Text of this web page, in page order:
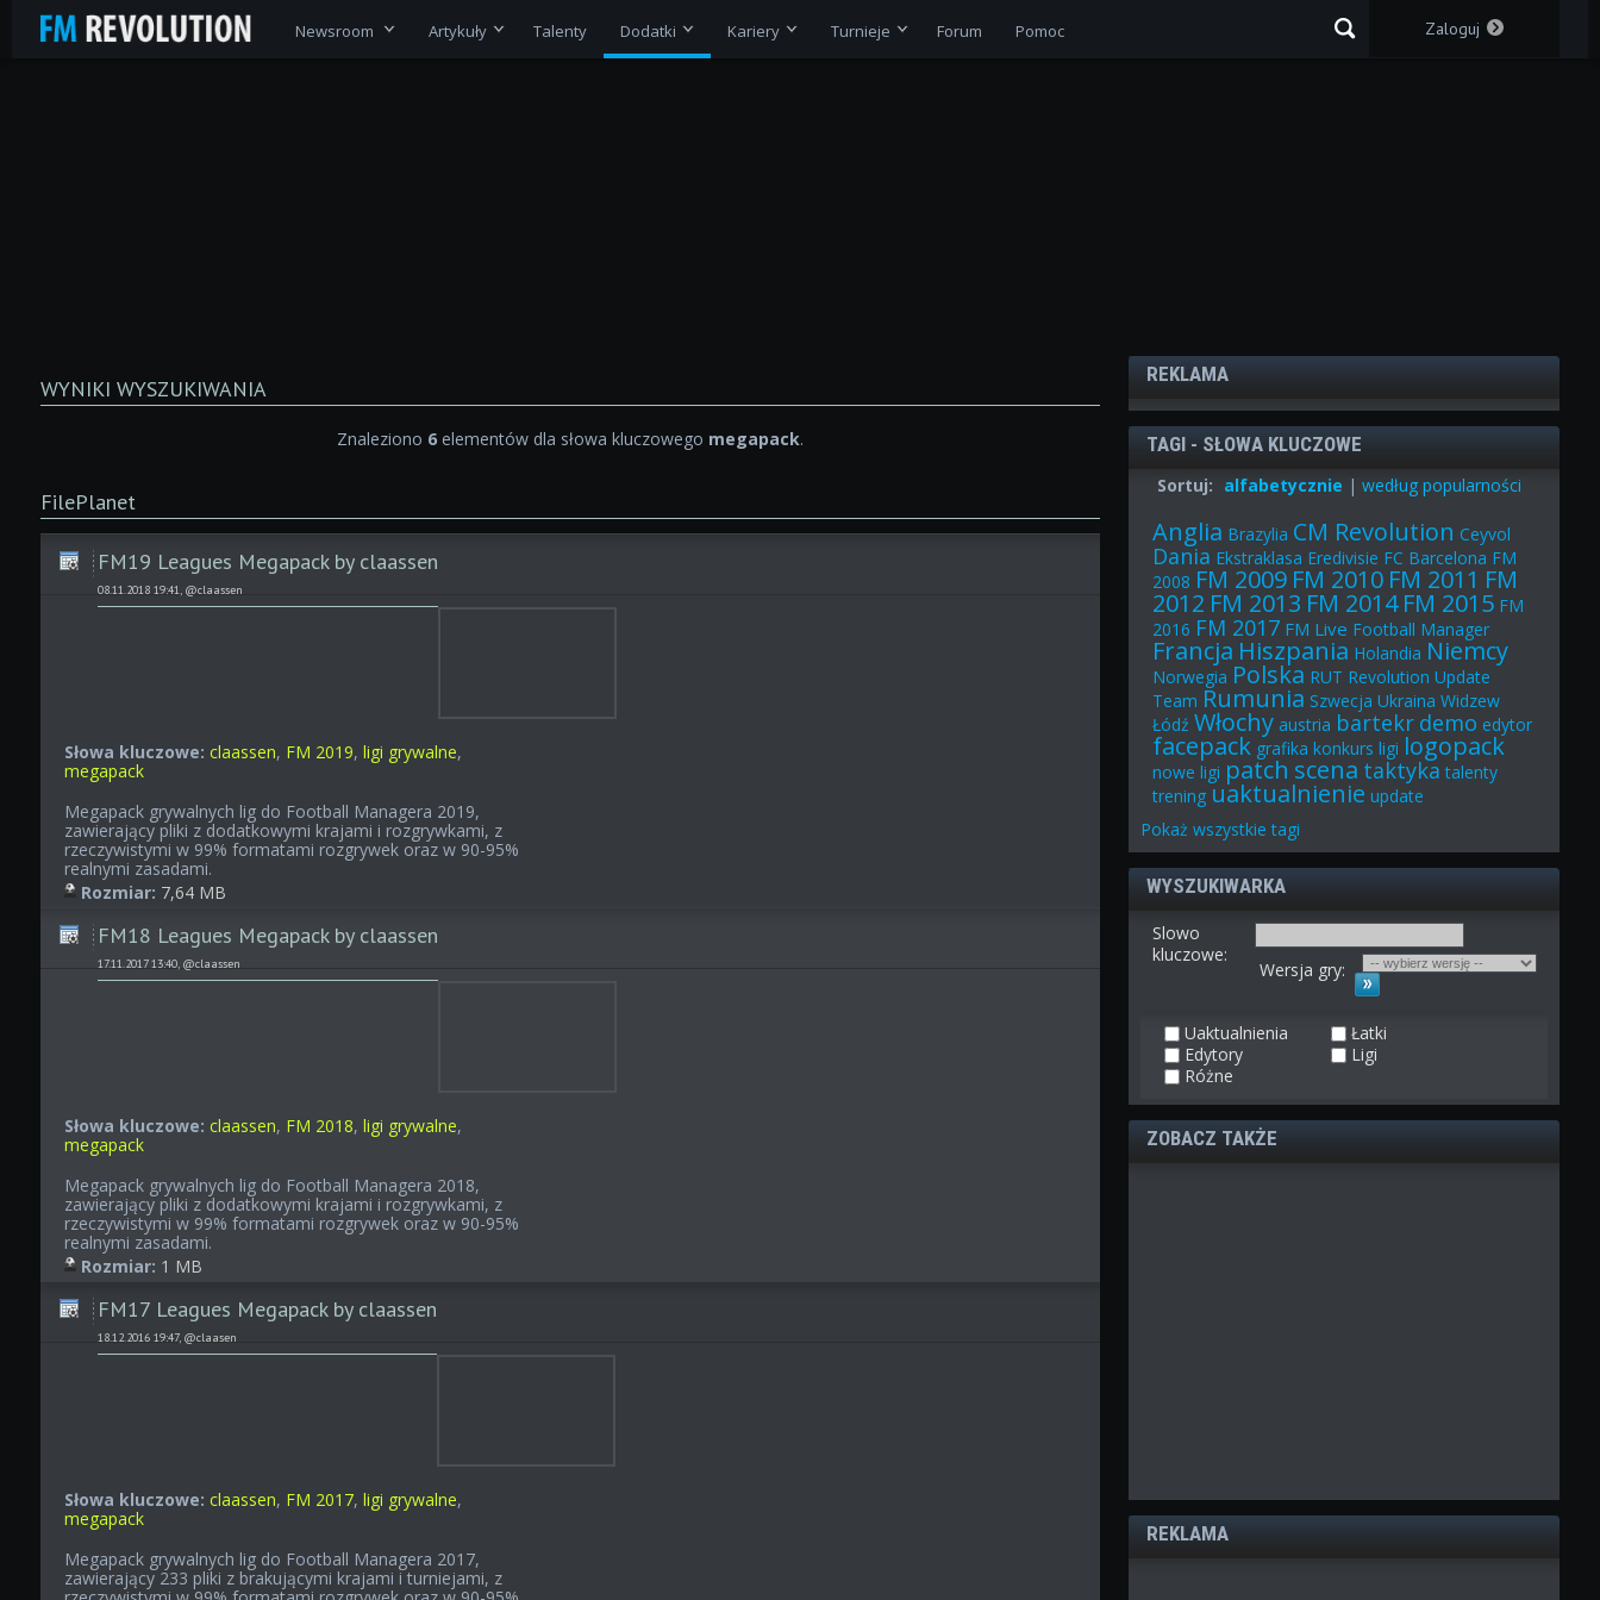
Newsroom Artykuły Talenty Dodatki Kariery Turnieje Forum Pomoc Zaloguj
WYNIKI WYSZUKIWANIA
Znaleziono 6elementów dla słowa kluczowego megapack.
FilePlanet
FM19 Leagues Megapack by claassen
08.11.2018 19:41, @claassen
Słowa kluczowe: claassen, FM 2019, ligi grywalne,
megapack
Megapack grywalnych lig do Football Managera 2019,
zawierający pliki z dodatkowymi krajami i rozgrywkami, z
rzeczywistymi w 99% formatami rozgrywek oraz w 90-95%
realnymi zasadami.
Rozmiar: 7,64 MB
FM18 Leagues Megapack by claassen
17.11.2017 13:40, @claassen
Słowa kluczowe: claassen, FM 2018, ligi grywalne,
megapack
Megapack grywalnych lig do Football Managera 2018,
zawierający pliki z dodatkowymi krajami i rozgrywkami, z
rzeczywistymi w 99% formatami rozgrywek oraz w 90-95%
realnymi zasadami.
Rozmiar: 1 MB
FM17 Leagues Megapack by claassen
18.12.2016 19:47, @claasen
Słowa kluczowe: claassen, FM 2017, ligi grywalne,
megapack
Megapack grywalnych lig do Football Managera 2017,
zawierający 233 pliki z brakującymi krajami i turniejami, z
REKLAMA
TAGI - SŁOWA KLUCZOWE
Sortuj: alfabetycznie |według popularności
Anglia Brazylia CM Revolution Ceyvol
Dania Ekstraklasa Eredivisie FC Barcelona FM
2008 FM 2009 FM 2010 FM 2011 FM
2012 FM 2013 FM 2014 FM 2015 FM
2016 FM 2017 FM Live Football Manager
Francja Hiszpania Holandia Niemcy
Norwegia Polska RUT Revolution Update
Team Rumunia Szwecja Ukraina Widzew
Łódź Włochy austria bartekr demo edytor
facepack grafika konkurs ligi logopack
nowe ligi patch scena taktyka talenty
trening uaktualnienie update
Pokażwszystkie tagi
WYSZUKIWARKA
Slowo
kluczowe:
Wersja gry:
Uaktualnienia
Łatki
Edytory
Ligi
Różne
ZOBACZ TAKŻE
REKLAMA